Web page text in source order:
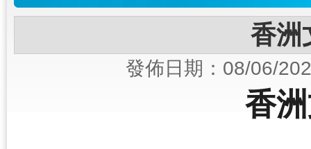
香洲
發佈日期：08/06/
香